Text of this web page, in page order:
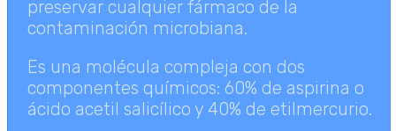
preservar cualquier fármaco de la
contaminación microbiana.
Es una molécula compleja con dos
componentes químicos: 60% de aspirina o
ácido acetil salicílico y 40% de etilmercurio.